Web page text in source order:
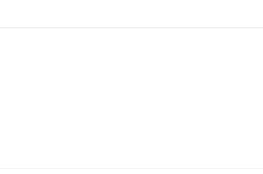
и мента носи усещане за изтръпване